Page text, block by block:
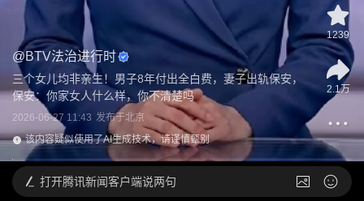
@BTV法治进行时
三个女儿均非亲生！男子8年付出全白费，妻子出轨保安，
保安：你家女人什么样，你不清楚吗
2026-06-27 11:43 发布于北京
该内容疑似使用了AI生成技术，请谨慎甄别
1239
2.1万
打开腾讯新闻客户端说两句